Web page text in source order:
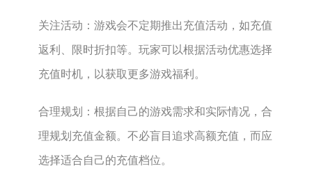
‌关注活动‌：游戏会不定期推出充值活动，如充值
返利、限时折扣等。玩家可以根据活动优惠选择
充值时机，以获取更多游戏福利。
‌合理规划‌：根据自己的游戏需求和实际情况，合
理规划充值金额。不必盲目追求高额充值，而应
选择适合自己的充值档位。